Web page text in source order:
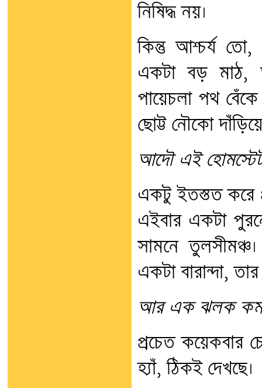
নিষিদ্ধ নয়।
কিন্তু আশ্চর্য তো,
একটা বড় মাঠ,
পায়েচলা পথ
ছোট্ট নৌকো
আদৌ এই
একটু ইতস্তত করে
এইবার একটা
সামনে
একটা বারান্দা,
আর এক ঝলক
প্রচেত কয়েকবার
হ্যাঁ, ঠিকই দেখছে।